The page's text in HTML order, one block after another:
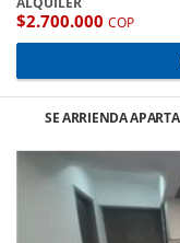
$2.700.000 COP
SE ARRIENDA